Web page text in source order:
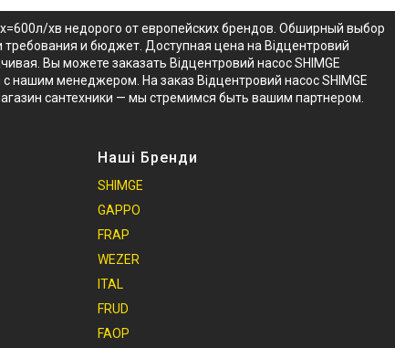
хв недорого от европейских брендов. Обширный выбор
требования и бюджет. Доступная цена на Відцентровий
Вы можете заказать Відцентровий насос SHIMGE
нашим менеджером. На заказ Відцентровий насос SHIMGE
сантехники — мы стремимся быть вашим партнером.
Наші Бренди
SHIMGE
GAPPO
FRAP
WEZER
ITAL
FRUD
FAOP